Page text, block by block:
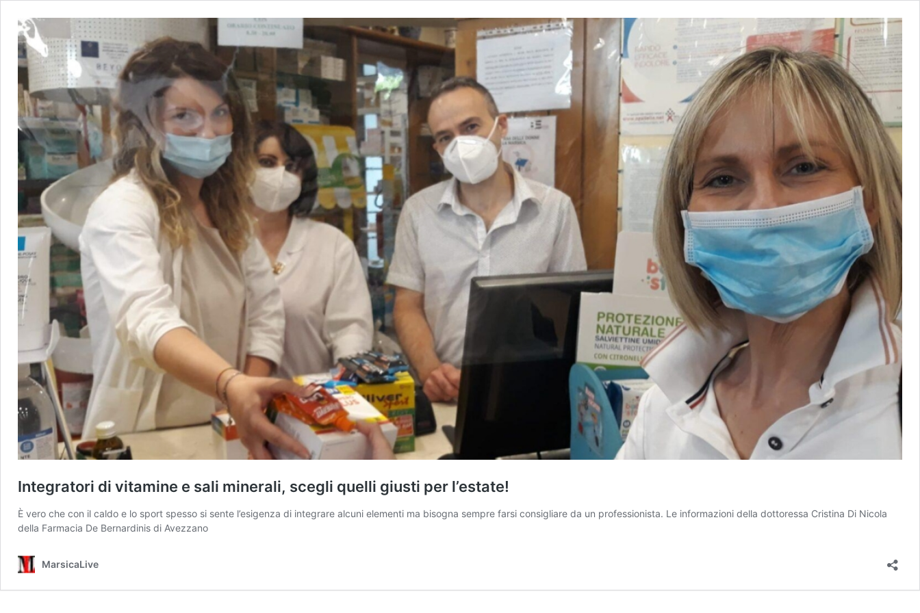
Integratori di vitamine e sali minerali, scegli quelli giusti per l’estate!
È vero che con il caldo e lo sport spesso si sente l’esigenza di integrare alcuni elementi ma bisogna sempre farsi consigliare da un professionista. Le informazioni della dottoressa Cristina Di Nicola
della Farmacia De Bernardinis di Avezzano
MarsicaLive